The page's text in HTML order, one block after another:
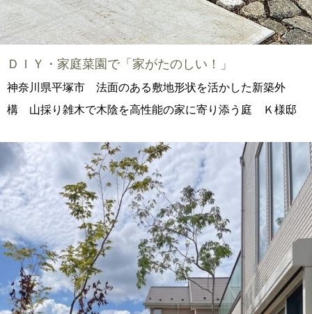
ＤＩＹ・家庭菜園で「家がたのしい！」
神奈川県平塚市 法面のある敷地形状を活かした新築外
構 山採り雑木で木陰を高性能の家に寄り添う庭 Ｋ様邸